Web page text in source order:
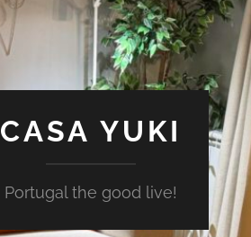
CASA YUKI
Portugal the good live!